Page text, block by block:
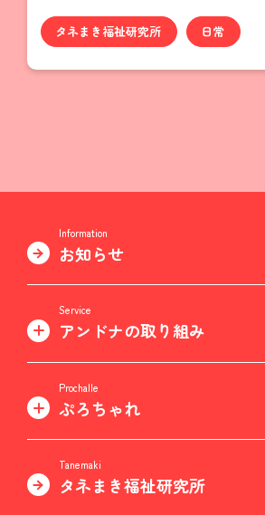
タネまき福祉研究所 日常
Information
お知らせ
Service
アンドナの取り組み
Prochalle
ぷろちゃれ
Tanemaki
タネまき福祉研究所